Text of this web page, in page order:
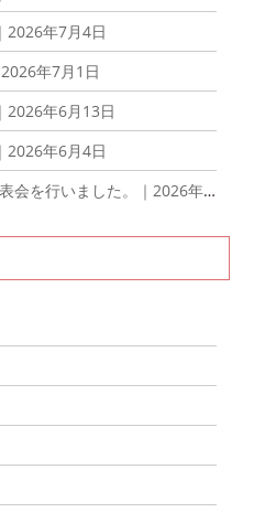
2026年7月4日
年7月1日
2026年6月13日
2026年6月4日
を行いました。｜2026年6月2日